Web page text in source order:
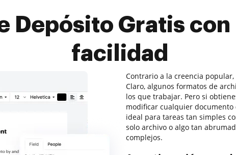
Depósito Gratis con
facilidad
Contrario a la creencia
Claro, algunos formatos de
los que trabajar. Pero si
modificar cualquier
ideal para tareas tan simples
solo archivo o algo tan
complejos.